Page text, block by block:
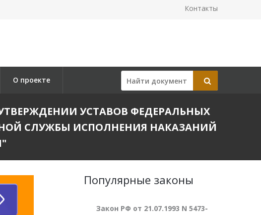
Контакты
О проекте
УТВЕРЖДЕНИИ УСТАВОВ ФЕДЕРАЛЬНЫХ
СЛУЖБЫ ИСПОЛНЕНИЯ НАКАЗАНИЙ
Популярные законы
Закон РФ от 21.07.1993 N 5473-